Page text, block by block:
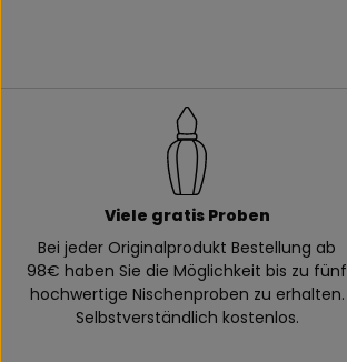
Viele gratis Proben
Bei jeder Originalprodukt Bestellung ab
98€ haben Sie die Möglichkeit bis zu fünf
hochwertige Nischenproben zu erhalten.
Selbstverständlich kostenlos.